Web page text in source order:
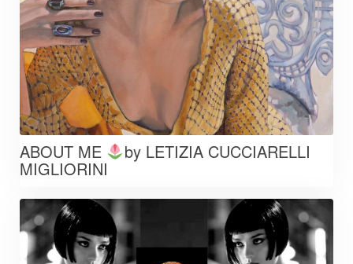
ABOUT ME by LETIZIA CUCCIARELLI
MIGLIORINI